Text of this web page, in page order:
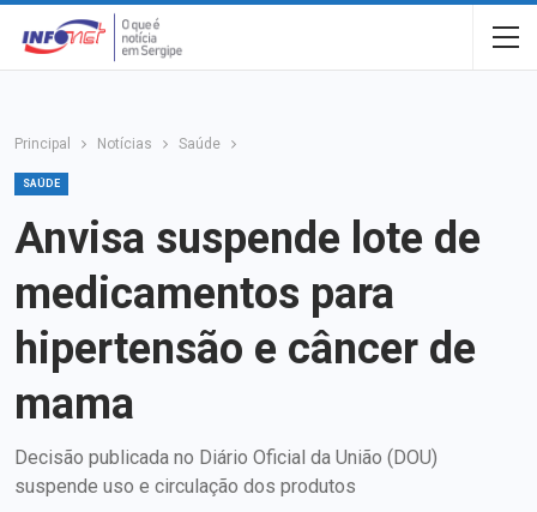
Principal Notícias Saúde
SAÚDE
Anvisa suspende lote de
medicamentos para
hipertensão e câncer de
mama
Decisão publicada no Diário Oficial da União (DOU)
suspende uso e circulação dos produtos